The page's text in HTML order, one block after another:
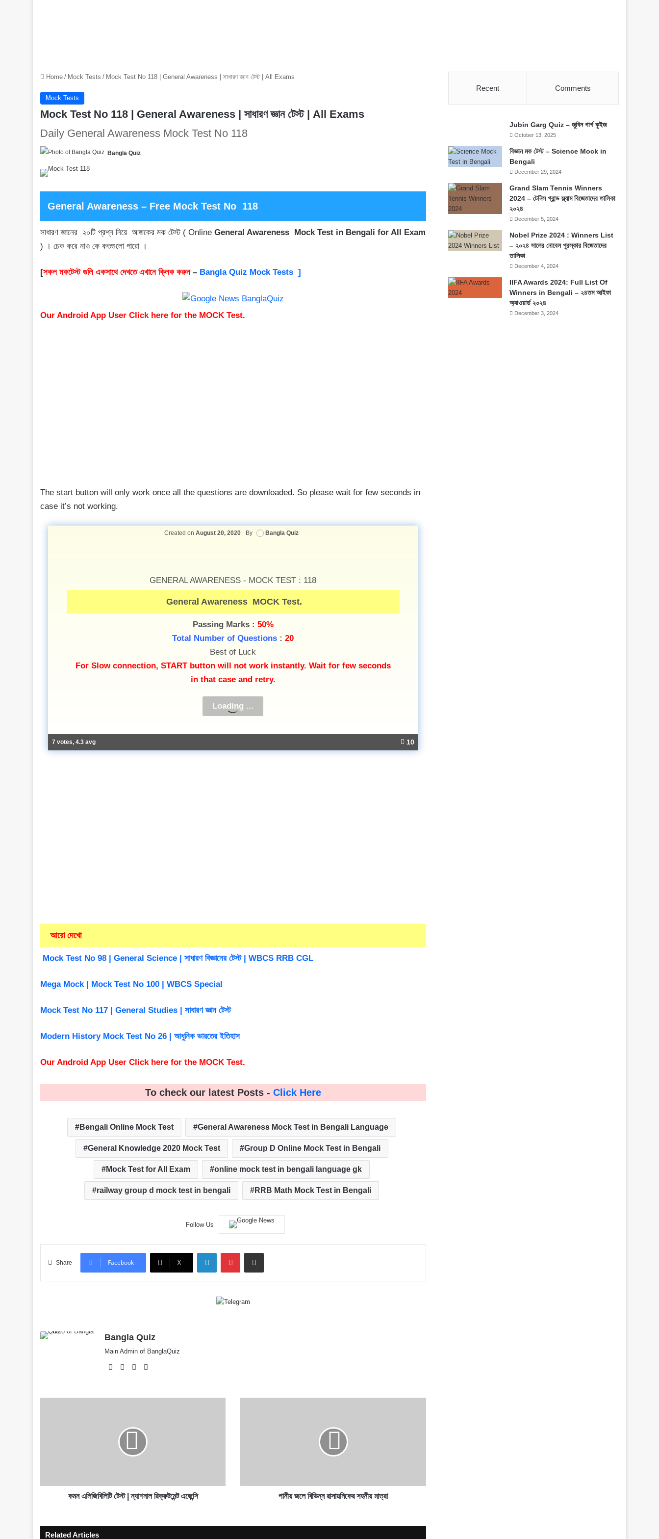
Home / Mock Tests / Mock Test No 118 | General Awareness | সাধারণ জ্ঞান টেস্ট | All Exams
Mock Tests
Mock Test No 118 | General Awareness | সাধারণ জ্ঞান টেস্ট | All Exams
Daily General Awareness Mock Test No 118
Bangla Quiz
General Awareness – Free Mock Test No 118
সাধারণ জ্ঞানের ২০টি প্রশ্ন নিয়ে আজকের মক টেস্ট ( Online General Awareness Mock Test in Bengali for All Exam
) । চেক করে নাও কে কতগুলো পারো ।
[সকল মকটেস্ট গুলি একসাথে দেখতে এখানে ক্লিক করুন– Bangla Quiz Mock Tests ]
Our Android App User Click here for the MOCK Test.
The start button will only work once all the questions are downloaded. So please wait for few seconds in
case it’s not working.
7 votes, 4.3 avg 10
Created on August 20, 2020 By Bangla Quiz
GENERAL AWARENESS - MOCK TEST : 118
General Awareness MOCK Test.
Passing Marks : 50%
Total Number of Questions :20
Best of Luck
For Slow connection, START button will not work instantly. Wait for few seconds
in that case and retry.
আরো দেখো
Mock Test No 98 | General Science | সাধারণ বিজ্ঞানের টেস্ট | WBCS RRB CGL
Mega Mock | Mock Test No 100 | WBCS Special
Mock Test No 117 | General Studies | সাধারণ জ্ঞান টেস্ট
Modern History Mock Test No 26 | আধুনিক ভারতের ইতিহাস
Our Android App User Click here for the MOCK Test.
To check our latest Posts - Click Here
Bengali Online Mock Test General Awareness Mock Test in Bengali Language
General Knowledge 2020 Mock Test Group D Online Mock Test in Bengali
Mock Test for All Exam online mock test in bengali language gk
railway group d mock test in bengali RRB Math Mock Test in Bengali
Follow Us
Share Facebook X
LinkedInPinterestShare via Email
Bangla Quiz
Main Admin of BanglaQuiz
WebsiteFacebook
X
কমন এলিজিবিলিটি টেস্ট | ন্যাশনাল রিক্রুটমেন্ট এজেন্সি পানীয় জলে বিভিন্ন রাসায়নিকের সহনীয় মাত্রা
Related Articles
Recent Comments
Jubin Garg Quiz – জুবিন গার্গ কুইজ
October 13, 2025
বিজ্ঞান মক টেস্ট – Science Mock in
Bengali
December 29, 2024
Grand Slam Tennis Winners
2024 – টেনিস গ্রান্ড স্ল্যাম বিজেতাদের তালিকা
২০২৪
December 5, 2024
Nobel Prize 2024 : Winners List
– ২০২৪ সালের নোবেল পুরস্কার বিজেতাদের
তালিকা
December 4, 2024
IIFA Awards 2024: Full List Of
Winners in Bengali – ২৪তম আইফা
অ্যাওয়ার্ড ২০২৪
December 3, 2024